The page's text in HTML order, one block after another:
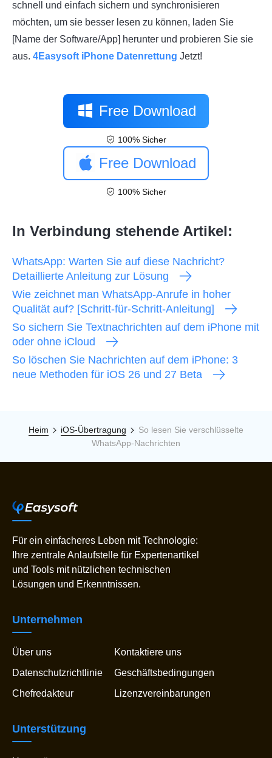
schnell und einfach sichern und synchronisieren
möchten, um sie besser lesen zu können, laden Sie
[Name der Software/App] herunter und probieren Sie sie
aus. 4Easysoft iPhone Datenrettung Jetzt!
Free Download
100% Sicher
Free Download
100% Sicher
In Verbindung stehende Artikel:
WhatsApp: Warten Sie auf diese Nachricht?
Detaillierte Anleitung zur Lösung
Wie zeichnet man WhatsApp-Anrufe in hoher
Qualität auf? [Schritt-für-Schritt-Anleitung]
So sichern Sie Textnachrichten auf dem iPhone mit
oder ohne iCloud
So löschen Sie Nachrichten auf dem iPhone: 3
neue Methoden für iOS 26 und 27 Beta
Heim iOS-Übertragung
So lesen Sie verschlüsselte
WhatsApp-Nachrichten
Für ein einfacheres Leben mit Technologie:
Ihre zentrale Anlaufstelle für Expertenartikel
und Tools mit nützlichen technischen
Lösungen und Erkenntnissen.
Unternehmen
Über uns
Kontaktiere uns
Datenschutzrichtlinie
Geschäftsbedingungen
Chefredakteur
Lizenzvereinbarungen
Unterstützung